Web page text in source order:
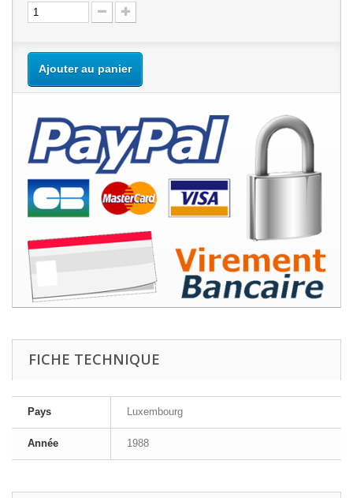
Ajouter au panier
FICHE TECHNIQUE
Pays Luxembourg
Année 1988